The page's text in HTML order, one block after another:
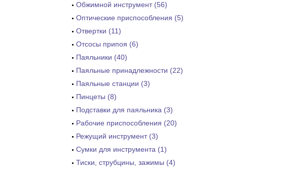
Обжимной инструмент (56)
Оптические приспособления (5)
Отвертки (11)
Отсосы припоя (6)
Паяльники (40)
Паяльные принадлежности (22)
Паяльные станции (3)
Пинцеты (8)
Подставки для паяльника (3)
Рабочие приспособления (20)
Режущий инструмент (3)
Сумки для инструмента (1)
Тиски, струбцины, зажимы (4)